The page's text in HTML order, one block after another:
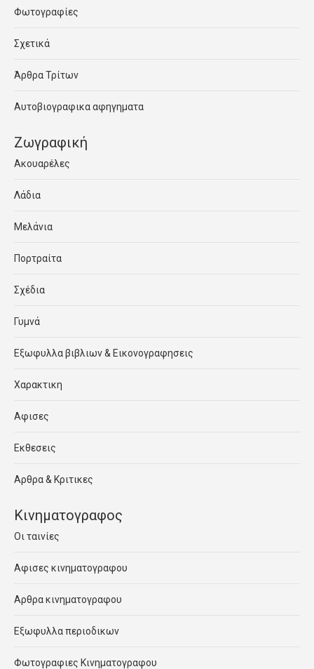
Φωτογραφίες
Σχετικά
Άρθρα Τρίτων
Αυτοβιογραφικα αφηγηματα
Ζωγραφική
Ακουαρέλες
Λάδια
Μελάνια
Πορτραίτα
Σχέδια
Γυμνά
Εξωφυλλα βιβλιων & Εικονογραφησεις
Χαρακτικη
Αφισες
Εκθεσεις
Αρθρα & Κριτικες
Κινηματογραφος
Οι ταινίες
Αφισες κινηματογραφου
Αρθρα κινηματογραφου
Εξωφυλλα περιοδικων
Φωτογραφιες Κινηματογραφου